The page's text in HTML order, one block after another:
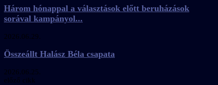
Három hónappal a választások előtt beruházások
sorával kampányol...
2026.06.29.
Összeállt Halász Béla csapata
2026.06.25.
előző cikk